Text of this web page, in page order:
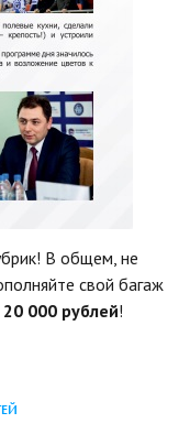
В общем, не
свой багаж
20 000 рублей!